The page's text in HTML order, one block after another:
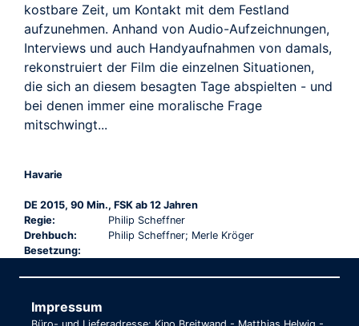
kostbare Zeit, um Kontakt mit dem Festland
aufzunehmen. Anhand von Audio-Aufzeichnungen,
Interviews und auch Handyaufnahmen von damals,
rekonstruiert der Film die einzelnen Situationen,
die sich an diesem besagten Tage abspielten - und
bei denen immer eine moralische Frage
mitschwingt...
Havarie
DE 2015, 90 Min., FSK ab 12 Jahren
Regie:
Philip Scheffner
Drehbuch:
Philip Scheffner; Merle Kröger
Besetzung:
Impressum